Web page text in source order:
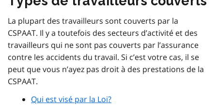
La plupart des travailleurs sont couverts par la
CSPAAT. Il y a toutefois des secteurs d’activité et des
travailleurs qui ne sont pas couverts par l’assurance
contre les accidents du travail. Si c’est votre cas, il se
peut que vous n’ayez pas droit à des prestations de la
CSPAAT.
Qui est visé par la Loi?